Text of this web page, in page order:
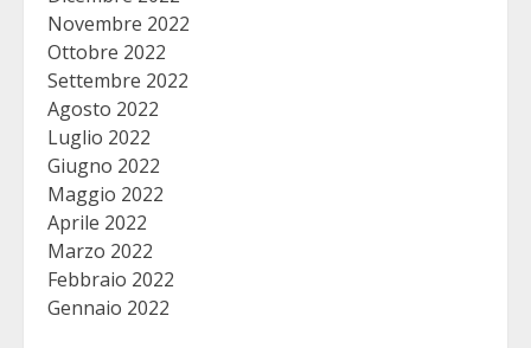
Novembre 2022
Ottobre 2022
Settembre 2022
Agosto 2022
Luglio 2022
Giugno 2022
Maggio 2022
Aprile 2022
Marzo 2022
Febbraio 2022
Gennaio 2022